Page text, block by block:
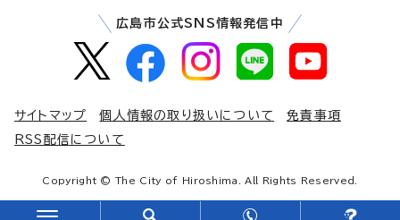
広島市公式SNS情報発信中
サイトマップ 個人情報の取り扱いについて
免責事項
RSS配信について
Copyright © The City of Hiroshima. All Rights Reserved.